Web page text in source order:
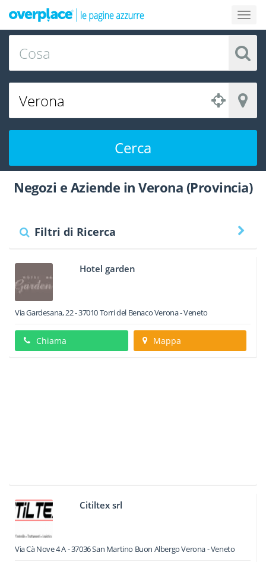
Cerca
Negozi e Aziende in Verona (Provincia)
Filtri di Ricerca
Hotel garden
Via Gardesana, 22-37010Torri del BenacoVerona -Veneto
Chiama Mappa
Citiltex srl
Via Cà Nove 4 A-37036San Martino Buon AlbergoVerona -Veneto